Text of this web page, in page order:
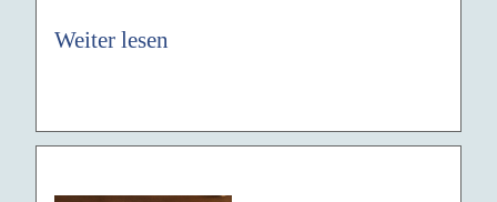
Weiter lesen